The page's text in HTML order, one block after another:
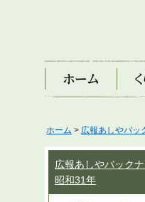
ホーム くらし
ホーム > 広報あしやバッ
広報あしやバック
昭和31年